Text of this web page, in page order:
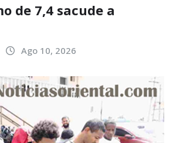
de 7,4 sacude a
Ago 10, 2026